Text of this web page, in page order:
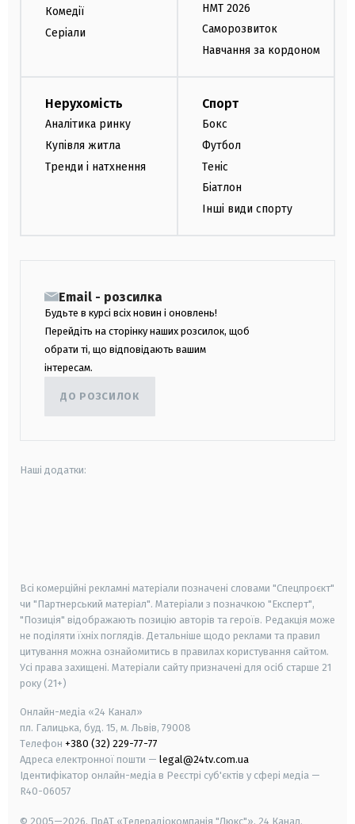
Комедії
Серіали
НМТ 2026
Саморозвиток
Навчання за кордоном
Нерухомість
Аналітика ринку
Купівля житла
Тренди і натхнення
Спорт
Бокс
Футбол
Теніс
Біатлон
Інші види спорту
Email - розсилка
Будьте в курсі всіх новин і оновлень!
Перейдіть на сторінку наших розсилок, щоб
обрати ті, що відповідають вашим
інтересам.
ДО РОЗСИЛОК
Наші додатки:
Всі комерційні рекламні матеріали позначені словами "Спецпроєкт"
чи "Партнерський матеріал". Матеріали з позначкою "Експерт",
"Позиція" відображають позицію авторів та героїв. Редакція може
не поділяти їхніх поглядів. Детальніше щодо реклами та правил
цитування можна ознайомитись в правилах користування сайтом.
Усі права захищені. Матеріали сайту призначені для осіб старше 21
року (21+)
Онлайн-медіа «24 Канал»
пл. Галицька, буд. 15, м. Львів, 79008
Телефон +380 (32) 229-77-77
Адреса електронної пошти — legal@24tv.com.ua
Ідентифікатор онлайн-медіа в Реєстрі суб'єктів у сфері медіа —
R40-06057
© 2005—2026, ПрАТ «Телерадіокомпанія "Люкс"», 24 Канал.